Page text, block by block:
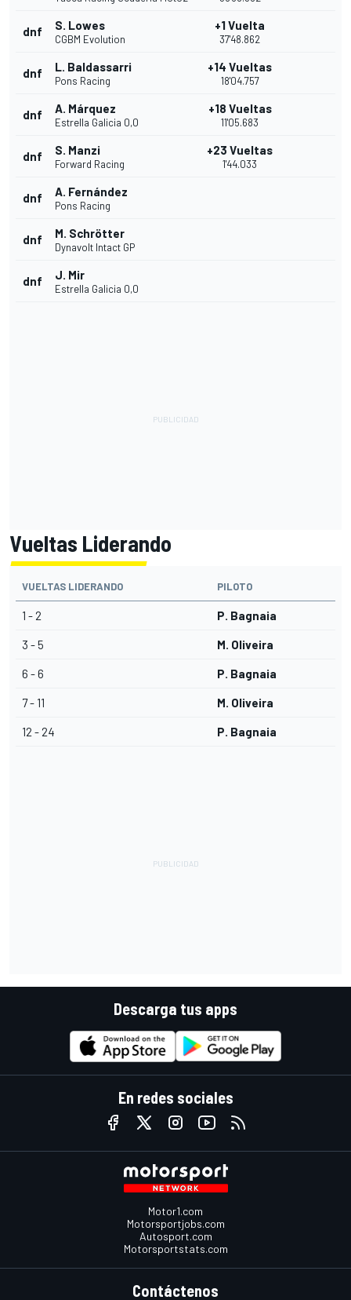
dnf S. Lowes
CGBM Evolution
+1 Vuelta
37'48.862
dnf L. Baldassarri
Pons Racing
+14 Vueltas
18'04.757
dnf A. Márquez
Estrella Galicia 0,0
+18 Vueltas
11'05.683
dnf S. Manzi
Forward Racing
+23 Vueltas
1'44.033
dnf A. Fernández
Pons Racing
dnf M. Schrötter
Dynavolt Intact GP
dnf J. Mir
Estrella Galicia 0,0
Vueltas Liderando
VUELTAS LIDERANDO PILOTO
1 - 2 P. Bagnaia
3 - 5 M. Oliveira
6 - 6 P. Bagnaia
7 - 11 M. Oliveira
12 - 24 P. Bagnaia
Descarga tus apps
En redes sociales
Motor1.com
Motorsportjobs.com
Autosport.com
Motorsportstats.com
Contáctenos